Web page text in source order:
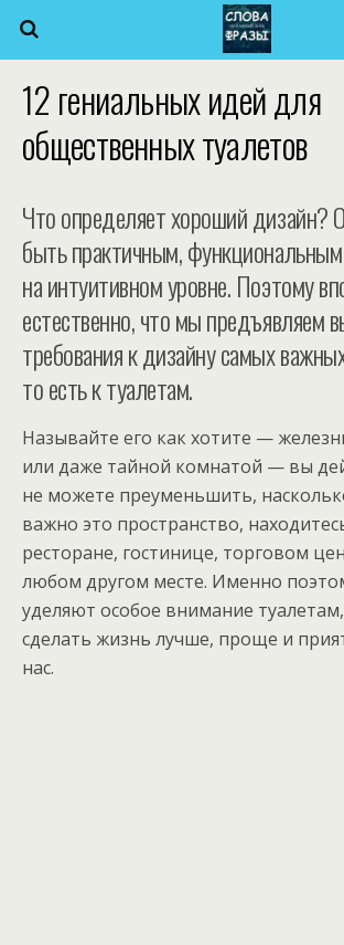
12 гениальных идей для
общественных туалетов
Что определяет хороший дизайн?
быть практичным,
на интуитивном уровне. Поэтому
естественно, что мы предъявляем
требования к дизайну самых
то есть к туалетам.
Называйте его как хотите —
или даже тайной комнатой — вы
не можете преуменьшить,
важно это пространство,
ресторане, гостинице, торговом
любом другом месте. Именно
уделяют особое внимание
сделать жизнь лучше, проще и
нас.